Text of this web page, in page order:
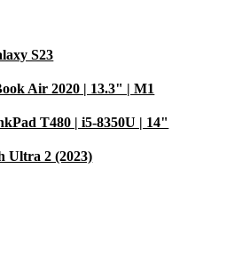
S23
Air 2020 | 13.3" | M1
T480 | i5-8350U | 14"
Ultra 2 (2023)